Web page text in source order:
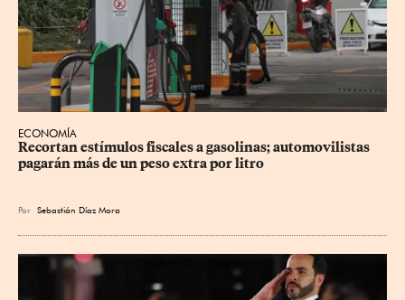
ECONOMÍA
Recortan estímulos fiscales a gasolinas; automovilistas
pagarán más de un peso extra por litro
Por Sebastián Díaz Mora